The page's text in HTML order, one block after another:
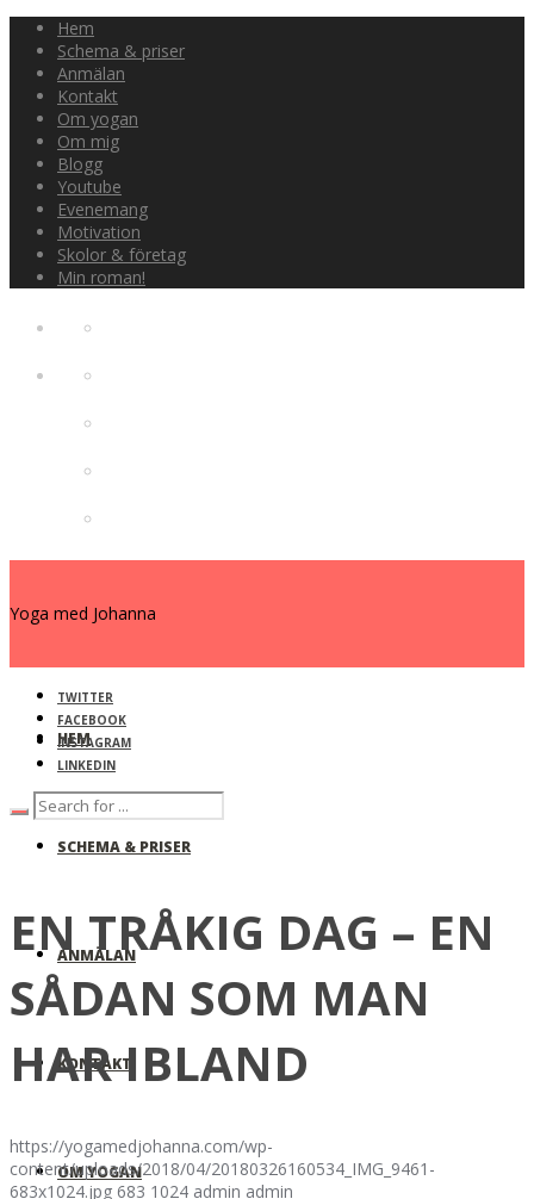
Hem
Schema & priser
Anmälan
Kontakt
Om yogan
Om mig
Blogg
Youtube
Evenemang
Motivation
Skolor & företag
Min roman!
Yoga med Johanna
HEM
SCHEMA & PRISER
ANMÄLAN
KONTAKT
OM YOGAN
TWITTER
FACEBOOK
INSTAGRAM
LINKEDIN
EN TRÅKIG DAG – EN
SÅDAN SOM MAN
HAR IBLAND
https://yogamedjohanna.com/wp-
content/uploads/2018/04/20180326160534_IMG_9461-
683x1024.jpg 683 1024 admin admin